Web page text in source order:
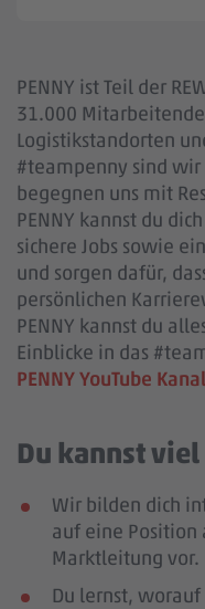
PENNY ist Teil der
31.000
Logistikstandorten
#teampenny sind
begegnen uns mit
PENNY kannst du
sichere Jobs sowie
und sorgen dafür,
persönlichen
PENNY kannst du
Einblicke in das
PENNY YouTube Kanal
Du kannst
Wir bilden dich
auf eine
Marktleitung vor.
Du lernst,